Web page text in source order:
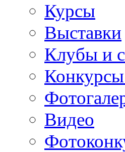
Курсы
Выставки
Клубы и
Видео